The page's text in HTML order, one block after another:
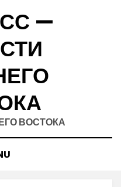
—
ВОСТОКА